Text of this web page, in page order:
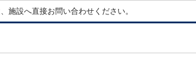
施設へ直接お問い合わせください。